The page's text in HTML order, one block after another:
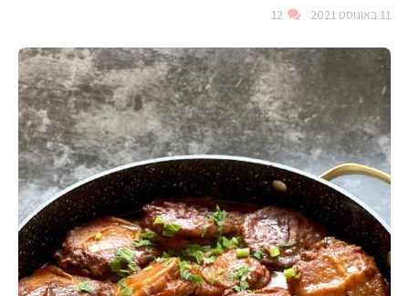
11 באוגוסט 2021 12